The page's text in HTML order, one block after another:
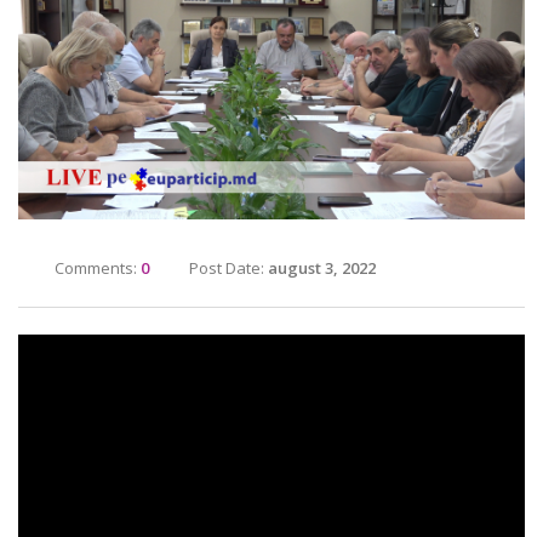
Comments: 0 Post Date: august 3, 2022